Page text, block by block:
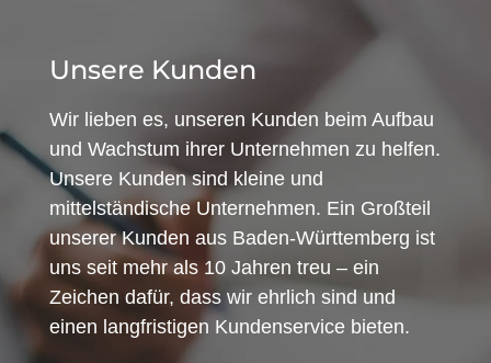
Unsere Kunden
Wir lieben es, unseren Kunden beim Aufbau
und Wachstum ihrer Unternehmen zu helfen.
Unsere Kunden sind kleine und
mittelständische Unternehmen. Ein Großteil
unserer Kunden aus Baden-Württemberg ist
uns seit mehr als 10 Jahren treu – ein
Zeichen dafür, dass wir ehrlich sind und
einen langfristigen Kundenservice bieten.